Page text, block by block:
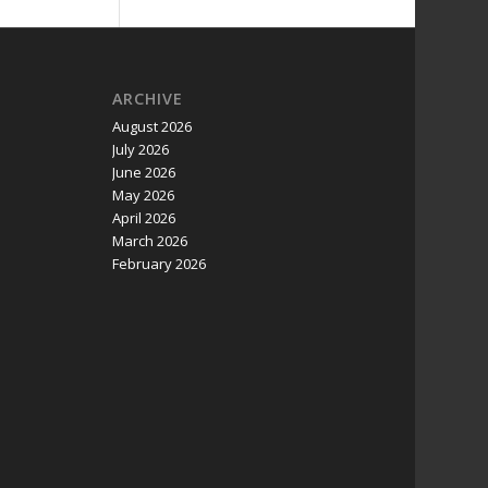
ARCHIVE
August 2026
July 2026
June 2026
May 2026
April 2026
March 2026
February 2026